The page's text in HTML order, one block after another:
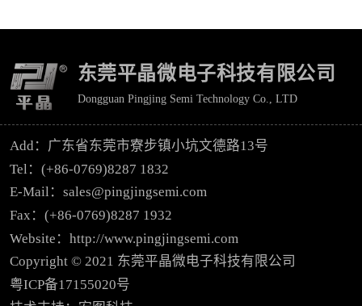
东莞平晶微电子科技有限公司
Dongguan Pingjing Semi Technology Co., LTD
Add：广东省东莞市寮步镇小坑文德路13号
Tel：(+86-0769)8287 1832
E-Mail：sales@pingjingsemi.com
Fax：(+86-0769)8287 1932
Website：http://www.pingjingsemi.com
Copyright © 2021 东莞平晶微电子科技有限公司
粤ICP备17155020号